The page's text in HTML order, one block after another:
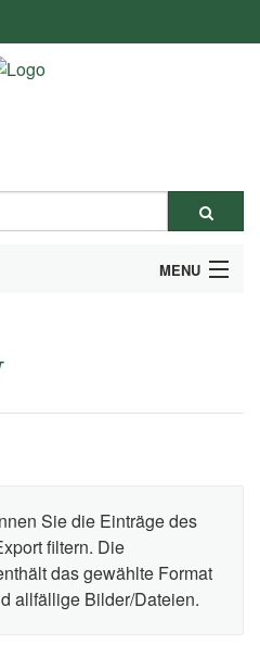
MENU
Sie die Einträge des
filtern. Die
das gewählte Format
allfällige Bilder/Dateien.